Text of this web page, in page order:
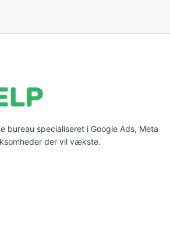
bureau specialiseret i Google Ads, Meta
der vil vækste.